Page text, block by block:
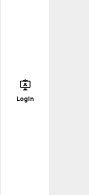
Login